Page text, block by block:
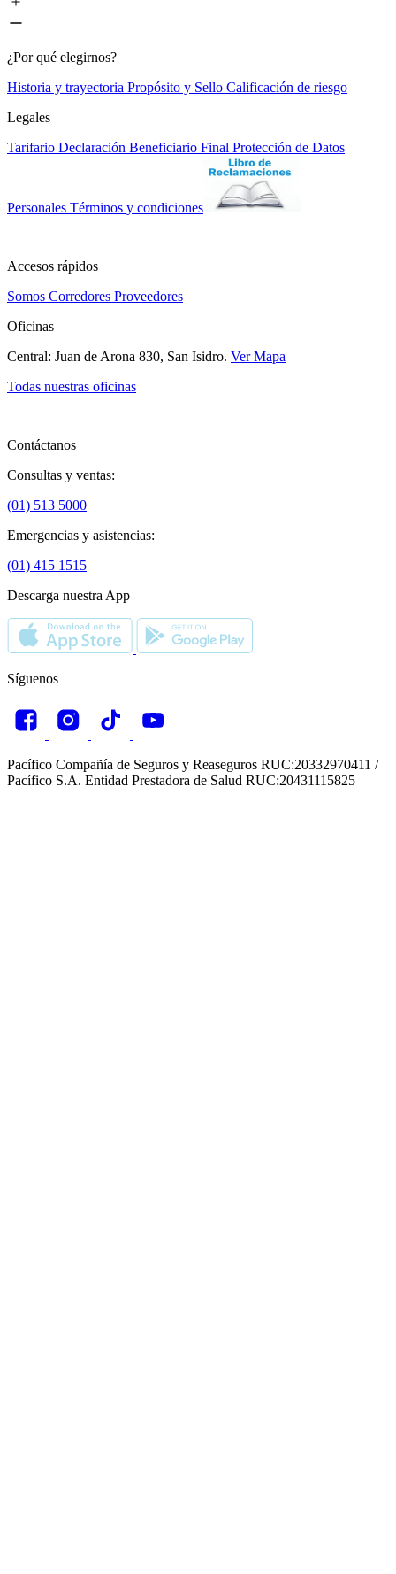
¿Por qué elegirnos?
Historia y trayectoria Propósito y Sello Calificación de riesgo
Legales
Tarifario Declaración Beneficiario Final Protección de Datos
Personales Términos y condiciones
Accesos rápidos
Somos Corredores Proveedores
Oficinas
Central: Juan de Arona 830, San Isidro. Ver Mapa
Todas nuestras oficinas
Contáctanos
Consultas y ventas:
(01) 513 5000
Emergencias y asistencias:
(01) 415 1515
Descarga nuestra App
Síguenos
Pacífico Compañía de Seguros y Reaseguros RUC:20332970411 /
Pacífico S.A. Entidad Prestadora de Salud RUC:20431115825